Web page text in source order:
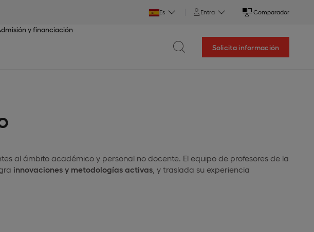
Es Entra Comparador
y financiación
Solicita información
al ámbito académico y personal no docente. El equipo de profesores de la
innovaciones y metodologías activas , y traslada su experiencia